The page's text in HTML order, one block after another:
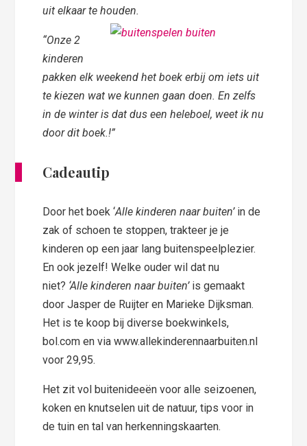
uit elkaar te houden.
“Onze 2
kinderen
pakken elk weekend het boek erbij om iets uit
te kiezen wat we kunnen gaan doen. En zelfs
in de winter is dat dus een heleboel, weet ik nu
door dit boek.!”
Cadeautip
Door het boek ‘Alle kinderen naar buiten’in de
zak of schoen te stoppen, trakteer je je
kinderen op een jaar lang buitenspeelplezier.
En ook jezelf! Welke ouder wil dat nu
niet? ‘Alle kinderen naar buiten’is gemaakt
door Jasper de Ruijter en Marieke Dijksman.
Het is te koop bij diverse boekwinkels,
bol.com en via www.allekinderennaarbuiten.nl
voor 29,95.
Het zit vol buitenideeën voor alle seizoenen,
koken en knutselen uit de natuur, tips voor in
de tuin en tal van herkenningskaarten.